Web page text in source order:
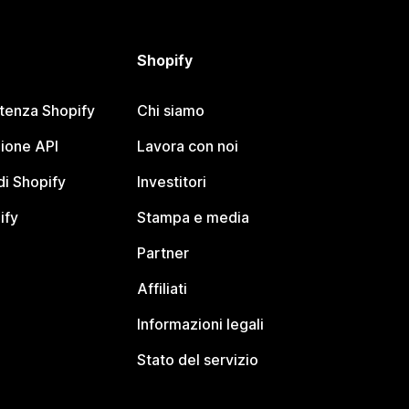
Shopify
API
Shopify
Shopify
Chi siamo
Lavora con noi
Investitori
Stampa e media
Partner
Affiliati
Informazioni legali
Stato del servizio